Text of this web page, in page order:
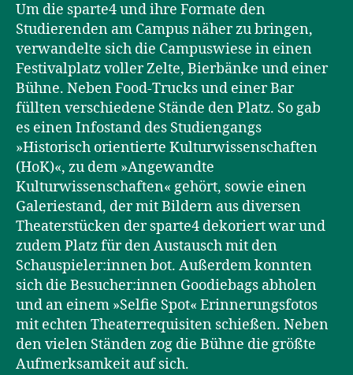
Um die sparte4 und ihre Formate den
Studierenden am Campus näher zu bringen,
verwandelte sich die Campuswiese in einen
Festivalplatz voller Zelte, Bierbänke und einer
Bühne. Neben Food-Trucks und einer Bar
füllten verschiedene Stände den Platz. So gab
es einen Infostand des Studiengangs
»Historisch orientierte Kulturwissenschaften
(HoK)«, zu dem »Angewandte
Kulturwissenschaften« gehört, sowie einen
Galeriestand, der mit Bildern aus diversen
Theaterstücken der sparte4 dekoriert war und
zudem Platz für den Austausch mit den
Schauspieler:innen bot. Außerdem konnten
sich die Besucher:innen Goodiebags abholen
und an einem »Selfie Spot« Erinnerungsfotos
mit echten Theaterrequisiten schießen. Neben
den vielen Ständen zog die Bühne die größte
Aufmerksamkeit auf sich.